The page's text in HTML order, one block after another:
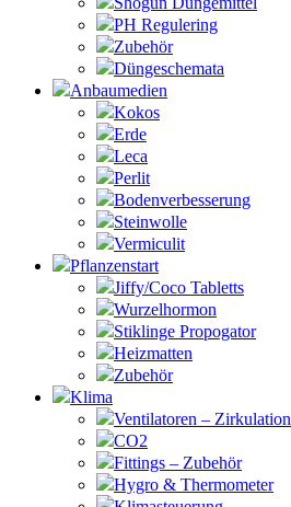
PH Regulering
Zubehör
Düngeschemata
Anbaumedien
Kokos
Erde
Leca
Perlit
Bodenverbesserung
Steinwolle
Vermiculit
Pflanzenstart
Jiffy/Coco Tabletts
Wurzelhormon
Stiklinge Propogator
Heizmatten
Zubehör
Klima
Ventilatoren – Zirkulation
CO2
Fittings – Zubehör
Hygro & Thermometer